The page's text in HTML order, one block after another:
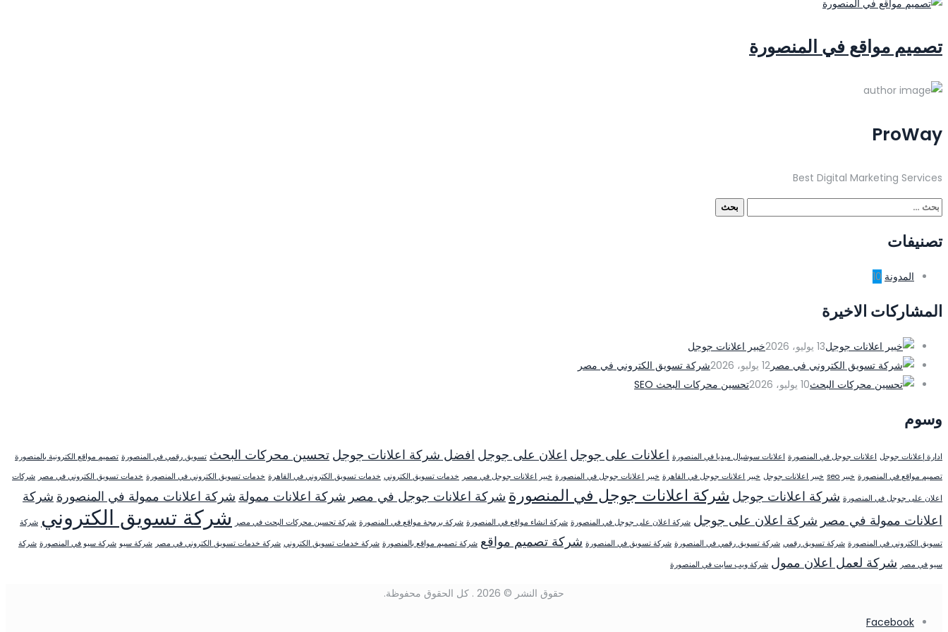
تصميم مواقع في المنصورة
ProWay
Best Digital Marketing Services
البحث
تصنيفات
المدونة 10
المشاركات الاخيرة
13 يوليو، 2026
خبير اعلانات جوجل
12 يوليو، 2026
شركة تسويق الكتروني في مصر
10 يوليو، 2026
تحسين محركات البحث SEO
وسوم
ادارة إعلانات جوجل اعلانات جوجل في المنصورة اعلانات سوشيال ميديا في المنصورة اعلانات على جوجل اعلان على جوجل افضل شركة اعلانات جوجل تحسين محركات البحث تسويق رقمي في المنصورة تصميم مواقع الكترونية بالمنصورة
تصميم مواقع في المنصورة خبير seo خبير اعلانات جوجل خبير اعلانات جوجل في القاهرة خبير اعلانات جوجل في المنصورة خبير اعلانات جوجل في مصر خدمات تسويق الكتروني خدمات تسويق الكتروني في القاهرة خدمات تسويق الكتروني في المنصورة خدمات تسويق الكتروني في مصر شركات
اعلان على جوجل في المنصورة شركة اعلانات جوجل شركة اعلانات جوجل في المنصورة شركة اعلانات جوجل في مصر شركة اعلانات ممولة شركة اعلانات ممولة في المنصورة شركة
اعلانات ممولة في مصر شركة اعلان على جوجل شركة اعلان على جوجل في المنصورة شركة انشاء مواقع في المنصورة شركة برمجة مواقع في المنصورة شركة تحسين محركات البحث في مصر شركة تسويق الكتروني شركة
تسويق الكتروني في المنصورة شركة تسويق رقمي شركة تسويق رقمي في المنصورة شركة تسويق في المنصورة شركة تصميم مواقع شركة تصميم مواقع بالمنصورة شركة خدمات تسويق الكتروني شركة خدمات تسويق الكتروني في مصر شركة سيو شركة سيو في المنصورة شركة
سيو في مصر شركة لعمل اعلان ممول شركة ويب سايت في المنصورة
حقوق النشر © 2026 . كل الحقوق محفوظة.
Facebook